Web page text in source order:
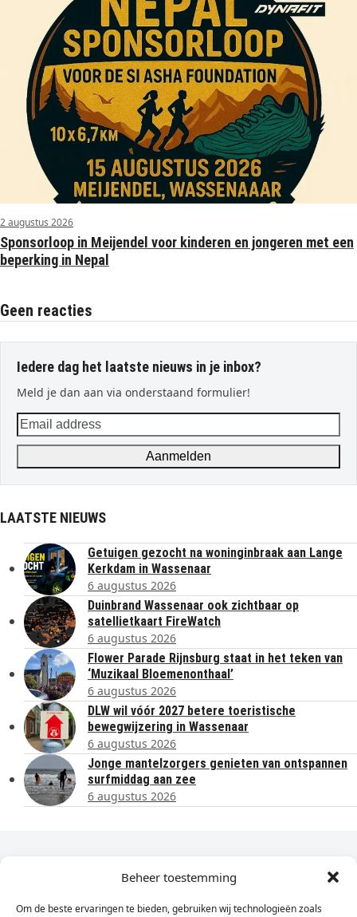
Beheer toestemming
Om de beste ervaringen te bieden, gebruiken wij technologieën zoals
2 augustus 2026
Sponsorloop in Meijendel voor kinderen en jongeren met een
beperking in Nepal
Geen reacties
Iedere dag het laatste nieuws in je inbox?
Meld je dan aan via onderstaand formulier!
Email
address
Aanmelden
LAATSTE NIEUWS
Getuigen gezocht na woninginbraak aan Lange
Kerkdam in Wassenaar
6 augustus 2026
Duinbrand Wassenaar ook zichtbaar op
satellietkaart FireWatch
6 augustus 2026
Flower Parade Rijnsburg staat in het teken van
‘Muzikaal Bloemenonthaal’
6 augustus 2026
DLW wil vóór 2027 betere toeristische
bewegwijzering in Wassenaar
6 augustus 2026
Jonge mantelzorgers genieten van ontspannen
surfmiddag aan zee
6 augustus 2026
Dagelijks het laatste nieuws in je e-mail?
Vul